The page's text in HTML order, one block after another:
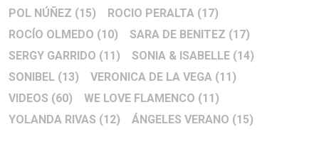
POL NÚÑEZ (15) ROCIO PERALTA (17)
ROCÍO OLMEDO (10) SARA DE BENITEZ (17)
SERGY GARRIDO (11) SONIA & ISABELLE (14)
SONIBEL (13) VERONICA DE LA VEGA (11)
VIDEOS (60) WE LOVE FLAMENCO (11)
YOLANDA RIVAS (12) ÁNGELES VERANO (15)